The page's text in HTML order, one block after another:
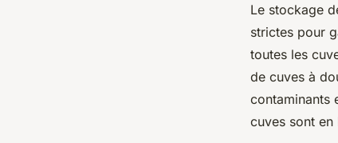
Le stockage
strictes pour
toutes les
de cuves à
contaminants
cuves sont